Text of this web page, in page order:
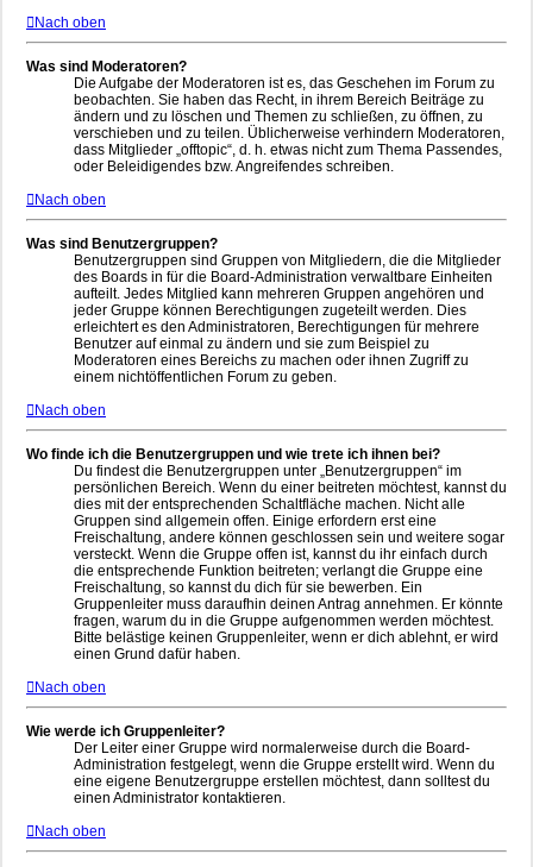
Nach oben
Was sind Moderatoren?
Die Aufgabe der Moderatoren ist es, das Geschehen im Forum zu
beobachten. Sie haben das Recht, in ihrem Bereich Beiträge zu
ändern und zu löschen und Themen zu schließen, zu öffnen, zu
verschieben und zu teilen. Üblicherweise verhindern Moderatoren,
dass Mitglieder „offtopic“, d. h. etwas nicht zum Thema Passendes,
oder Beleidigendes bzw. Angreifendes schreiben.
Nach oben
Was sind Benutzergruppen?
Benutzergruppen sind Gruppen von Mitgliedern, die die Mitglieder
des Boards in für die Board-Administration verwaltbare Einheiten
aufteilt. Jedes Mitglied kann mehreren Gruppen angehören und
jeder Gruppe können Berechtigungen zugeteilt werden. Dies
erleichtert es den Administratoren, Berechtigungen für mehrere
Benutzer auf einmal zu ändern und sie zum Beispiel zu
Moderatoren eines Bereichs zu machen oder ihnen Zugriff zu
einem nichtöffentlichen Forum zu geben.
Nach oben
Wo finde ich die Benutzergruppen und wie trete ich ihnen bei?
Du findest die Benutzergruppen unter „Benutzergruppen“ im
persönlichen Bereich. Wenn du einer beitreten möchtest, kannst du
dies mit der entsprechenden Schaltfläche machen. Nicht alle
Gruppen sind allgemein offen. Einige erfordern erst eine
Freischaltung, andere können geschlossen sein und weitere sogar
versteckt. Wenn die Gruppe offen ist, kannst du ihr einfach durch
die entsprechende Funktion beitreten; verlangt die Gruppe eine
Freischaltung, so kannst du dich für sie bewerben. Ein
Gruppenleiter muss daraufhin deinen Antrag annehmen. Er könnte
fragen, warum du in die Gruppe aufgenommen werden möchtest.
Bitte belästige keinen Gruppenleiter, wenn er dich ablehnt, er wird
einen Grund dafür haben.
Nach oben
Wie werde ich Gruppenleiter?
Der Leiter einer Gruppe wird normalerweise durch die Board-
Administration festgelegt, wenn die Gruppe erstellt wird. Wenn du
eine eigene Benutzergruppe erstellen möchtest, dann solltest du
einen Administrator kontaktieren.
Nach oben